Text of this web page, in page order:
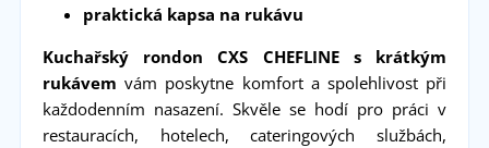
praktická kapsa na rukávu
Kuchařský rondon CXS CHEFLINE s krátkým
rukávem vám poskytne komfort a spolehlivost při
každodenním nasazení. Skvěle se hodí pro práci v
restauracích, hotelech, cateringových službách,